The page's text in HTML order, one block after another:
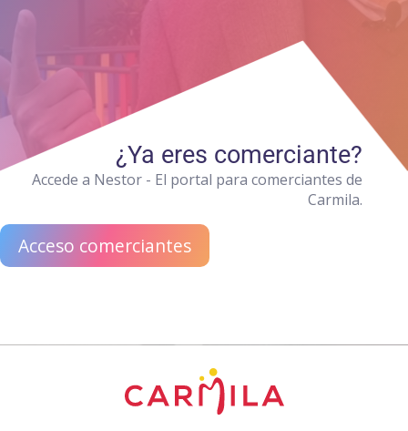
¿Ya eres comerciante?
Accede a Nestor - El portal para comerciantes de
Carmila.
Acceso comerciantes